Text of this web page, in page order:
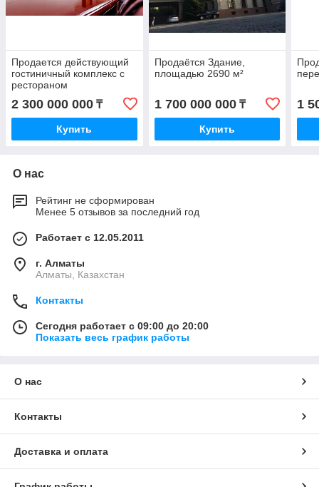
Продается действующий
гостиничный комплекс с
рестораном
2 300 000 000 ₸
Купить
Продаётся Здание,
площадью 2690 м²
1 700 000 000₸
Купить
1
О нас
Рейтинг не сформирован
Менее 5 отзывов за последний год
Работает с 12.05.2011
г. Алматы
Алматы, Казахстан
Контакты
Сегодня работает с 09:00 до 20:00
Показать весь график работы
О нас
Контакты
Доставка и оплата